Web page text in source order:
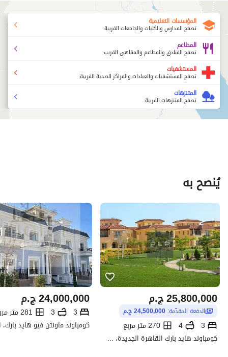
المؤسسات التعليمية
تصفح المدارس والكليات والجامعات القريبة
المطاعم
تصفح الفنادق والمطاعم والمقاهي القريب
المستشفيات
تصفح المستشفيات والعيادات والمراكز الصحية القريبة
المتنزهات
تصفح المتنزهات القريبة
يُنصح به
ج.م25,800,000
الدفعة المقدّمة: 24,500,000 ج.م
3
4
270 متر مربع
كومباوند هايد بارك القاهرة الجديدة، التجمع الخامس، القاهرة الجديدة، القاهرة
ج.م24,000,000
3
3 281 متر مربع